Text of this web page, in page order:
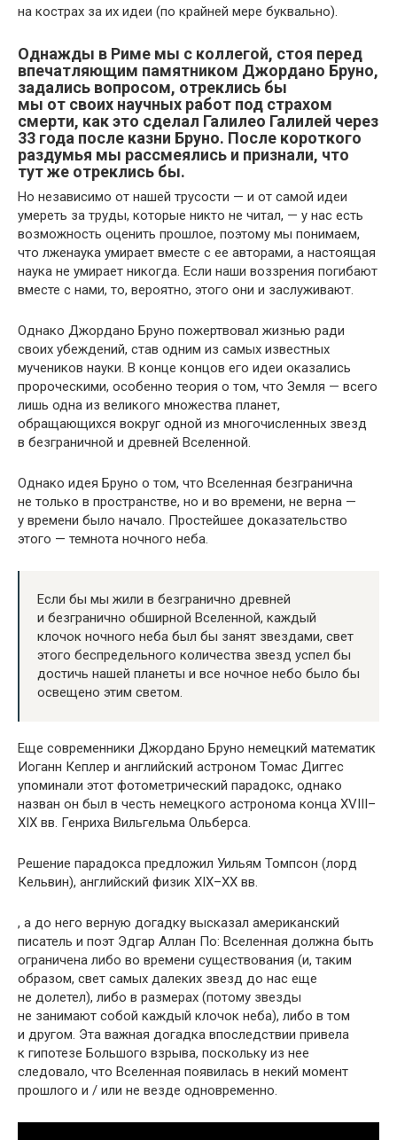
на кострах за их идеи (по крайней мере буквально).
Однажды в Риме мы с коллегой, стоя перед
впечатляющим памятником Джордано Бруно,
задались вопросом, отреклись бы
мы от своих научных работ под страхом
смерти, как это сделал Галилео Галилей через
33 года после казни Бруно. После короткого
раздумья мы рассмеялись и признали, что
тут же отреклись бы.
Но независимо от нашей трусости — и от самой идеи
умереть за труды, которые никто не читал, — у нас есть
возможность оценить прошлое, поэтому мы понимаем,
что лженаука умирает вместе с ее авторами, а настоящая
наука не умирает никогда. Если наши воззрения погибают
вместе с нами, то, вероятно, этого они и заслуживают.
Однако Джордано Бруно пожертвовал жизнью ради
своих убеждений, став одним из самых известных
мучеников науки. В конце концов его идеи оказались
пророческими, особенно теория о том, что Земля — всего
лишь одна из великого множества планет,
обращающихся вокруг одной из многочисленных звезд
в безграничной и древней Вселенной.
Однако идея Бруно о том, что Вселенная безгранична
не только в пространстве, но и во времени, не верна —
у времени было начало. Простейшее доказательство
этого — темнота ночного неба.
Если бы мы жили в безгранично древней
и безгранично обширной Вселенной, каждый
клочок ночного неба был бы занят звездами, свет
этого беспредельного количества звезд успел бы
достичь нашей планеты и все ночное небо было бы
освещено этим светом.
Еще современники Джордано Бруно немецкий математик
Иоганн Кеплер и английский астроном Томас Диггес
упоминали этот фотометрический парадокс, однако
назван он был в честь немецкого астронома конца XVIII–
XIX вв. Генриха Вильгельма Ольберса.
Решение парадокса предложил Уильям Томпсон (лорд
Кельвин), английский физик XIX–XX вв.
, а до него верную догадку высказал американский
писатель и поэт Эдгар Аллан По: Вселенная должна быть
ограничена либо во времени существования (и, таким
образом, свет самых далеких звезд до нас еще
не долетел), либо в размерах (потому звезды
не занимают собой каждый клочок неба), либо в том
и другом. Эта важная догадка впоследствии привела
к гипотезе Большого взрыва, поскольку из нее
следовало, что Вселенная появилась в некий момент
прошлого и / или не везде одновременно.